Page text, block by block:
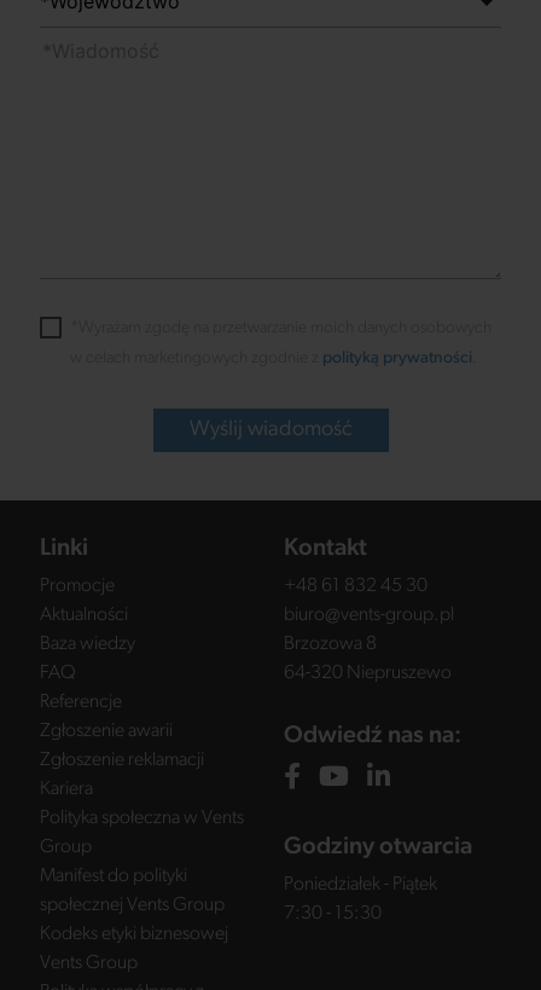
polityką prywatności
Wyślij wiadomość
Linki
Promocje
Aktualności
Baza wiedzy
FAQ
Referencje
Zgłoszenie awarii
Zgłoszenie reklamacji
Kariera
Polityka społeczna w Vents
Group
Manifest do polityki
społecznej Vents Group
Kodeks etyki biznesowej
Vents Group
Kontakt
+48 61 832 45 30
biuro@vents-group.pl
Brzozowa 8
64-320 Niepruszewo
Odwiedź nas na:
Godziny otwarcia
Poniedziałek - Piątek
7:30 - 15:30